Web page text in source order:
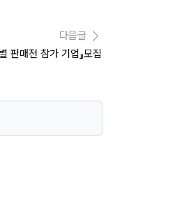
다음글
판매전 참가 기업』모집